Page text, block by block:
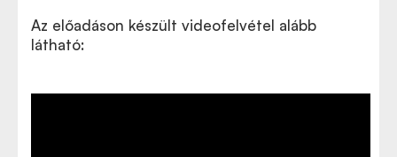
Az előadáson készült videofelvétel alább
látható: